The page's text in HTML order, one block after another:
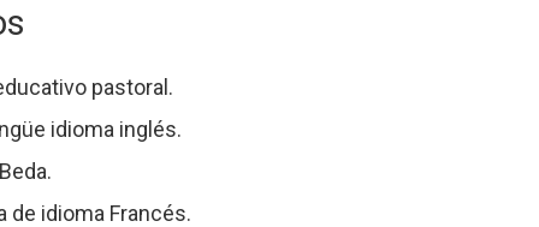
pastoral.
idioma inglés.
de idioma Francés.